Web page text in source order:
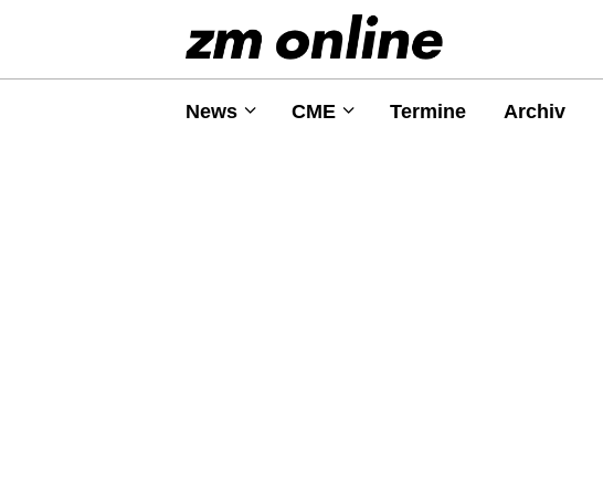
News CME Termine Archiv